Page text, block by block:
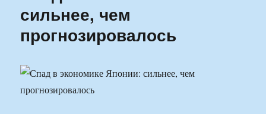
сильнее, чем
прогнозировалось